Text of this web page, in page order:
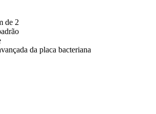
de 2
da placa bacteriana